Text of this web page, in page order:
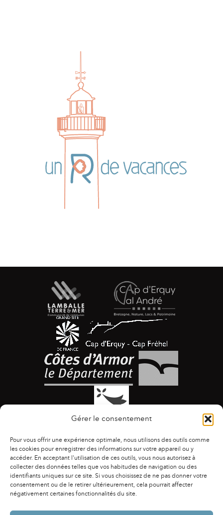
Gérer le consentement
Pour vous offrir une expérience optimale, nous utilisons des outils comme
les cookies pour enregistrer des informations sur votre appareil ou y
accéder. En acceptant l'utilisation de ces outils, vous nous autorisez à
collecter des données telles que vos habitudes de navigation ou des
identifiants uniques sur ce site. Si vous choisissez de ne pas donner votre
consentement ou de le retirer ultérieurement, cela pourrait affecter
négativement certaines fonctionnalités du site.
ACCESSIBILITÉ | AGENDA | ASSOCIATIONS
|
CONTACTS
PUBLICATIONS ESPACE PRESSE